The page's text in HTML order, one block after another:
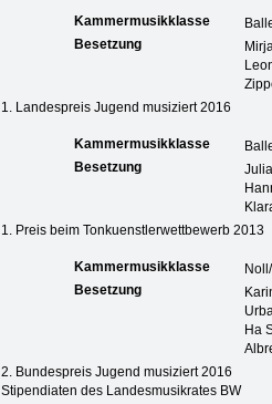
Kammermusikklasse
Besetzung
1. Landespreis Jugend musiziert 2016
Kammermusikklasse
Besetzung
1. Preis beim Tonkuenstlerwettbewerb 2013
Kammermusikklasse
Besetzung
Ha
2. Bundespreis Jugend musiziert 2016
Stipendiaten des Landesmusikrates BW